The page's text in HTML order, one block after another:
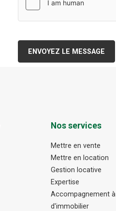
ENVOYEZ LE MESSAGE
Nos services
Mettre en vente
Mettre en location
Gestion locative
Expertise
Accompagnement
d'immobilier